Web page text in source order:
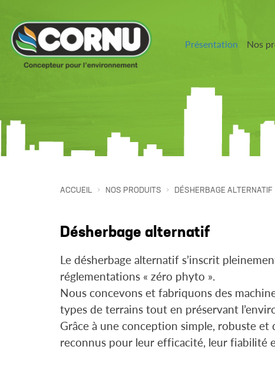
Présentation Nos
ACCUEIL NOS PRODUITS DÉSHERBAGE ALTERNATIF
Désherbage alternatif
Le désherbage alternatif s’inscrit
réglementations « zéro phyto ».
Nous concevons et fabriquons des
types de terrains tout en préservant
Grâce à une conception simple, robuste
reconnus pour leur efficacité, leur fiabilité